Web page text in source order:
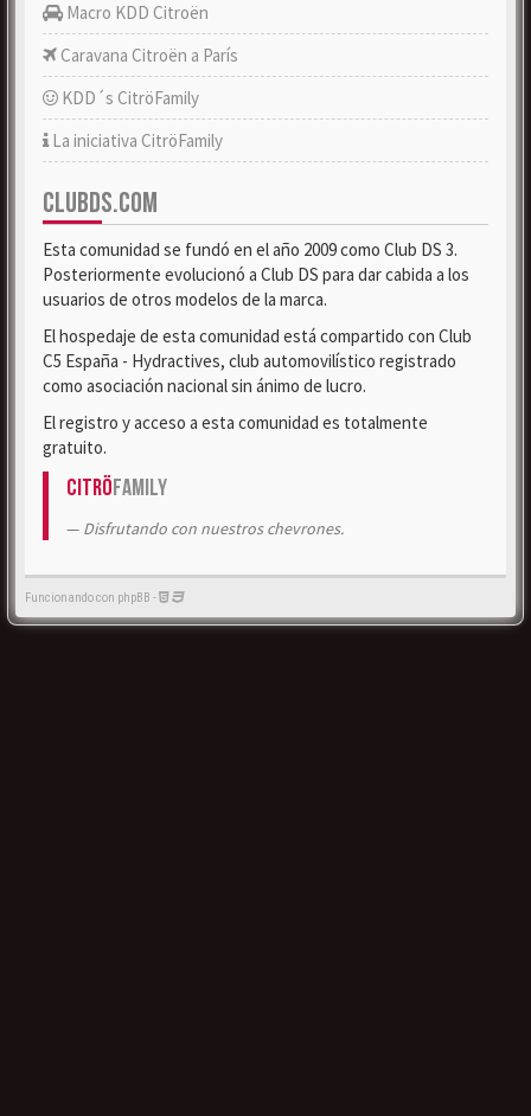
Macro KDD Citroën
Caravana Citroën a París
KDD´s CitröFamily
La iniciativa CitröFamily
CLUBDS.COM
Esta comunidad se fundó en el año 2009 como Club DS 3.
Posteriormente evolucionó a Club DS para dar cabida a los
usuarios de otros modelos de la marca.
El hospedaje de esta comunidad está compartido con Club
C5 España - Hydractives, club automovilístico registrado
como asociación nacional sin ánimo de lucro.
El registro y acceso a esta comunidad es totalmente
gratuito.
CitröFamily
Disfrutando con nuestros chevrones.
Funcionando con phpBB -